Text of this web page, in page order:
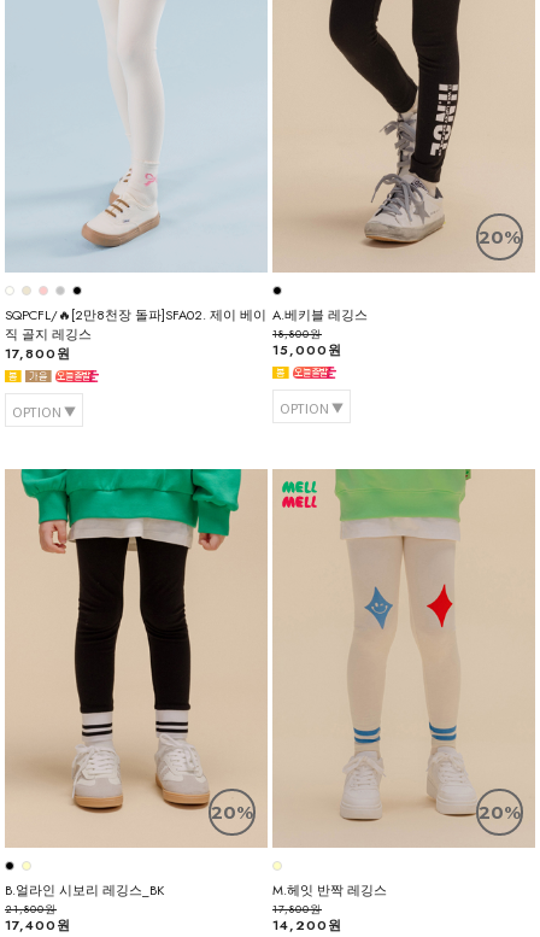
SQPCFL/🔥[2만8천장 돌파]SFA02. 제이 베이
직 골지 레깅스
17,800원
OPTION
20%
A.베키블 레깅스
18,800원
15,000원
OPTION
20%
B.얼라인 시보리 레깅스_BK
21,800원
17,400원
20%
M.헤잇 반짝 레깅스
17,800원
14,200원